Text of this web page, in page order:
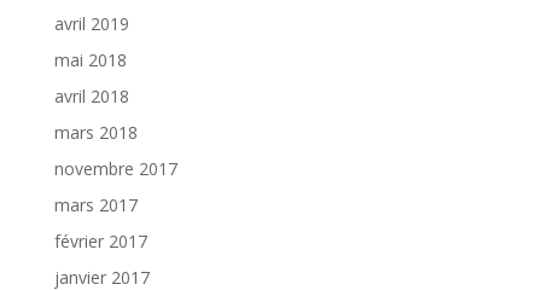
avril 2019
mai 2018
avril 2018
mars 2018
novembre 2017
mars 2017
février 2017
janvier 2017